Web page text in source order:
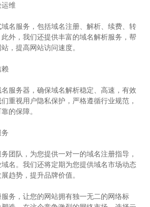
维
名服务，包括域名注册、解析、续费、转
外，我们还提供丰富的域名解析服务，帮
，提高网站访问速度。
服务器，确保域名解析稳定、高速，有效
重视用户隐私保护，严格遵循行业规范，
的保障。
团队，为您提供一对一的域名注册指导，
名。我们还将定期为您提供域名市场动态
趋势，提升品牌价值。
务，让您的网站拥有独一无二的网络标